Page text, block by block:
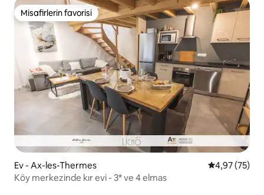
Misafirlerin favorisi
Misafirlerin favorisi
Ev - Ax-les-Thermes 5 üzerinden
4,97 (75)
Köy merkezinde kır evi - 3* ve 4 elmas